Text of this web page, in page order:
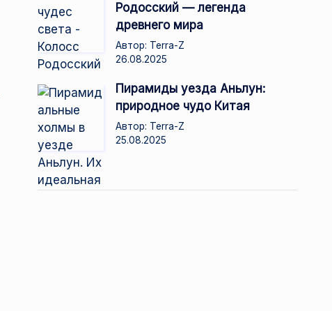
Родосский — легенда
древнего мира
Автор: Terra-Z
26.08.2025
Пирамиды уезда Аньлун:
природное чудо Китая
Автор: Terra-Z
25.08.2025